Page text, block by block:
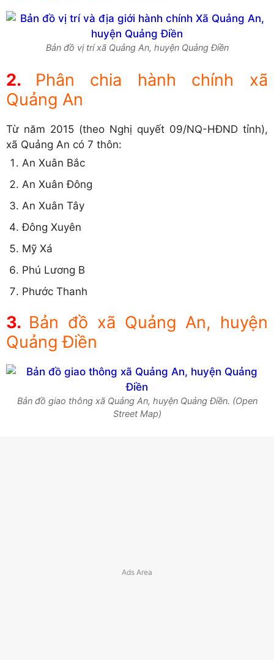
Bản đồ vị trí xã Quảng An, huyện Quảng Điền
Phân chia hành chính xã
Quảng An
Từ năm 2015 (theo Nghị quyết 09/NQ-HĐND tỉnh),
xã Quảng An có 7 thôn:
An Xuân Bắc
An Xuân Đông
An Xuân Tây
Đông Xuyên
Mỹ Xá
Phú Lương B
Phước Thanh
Bản đồ xã Quảng An, huyện
Quảng Điền
Bản đồ giao thông xã Quảng An, huyện Quảng Điền. (Open
Street Map)